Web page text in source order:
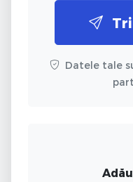
Datele tale